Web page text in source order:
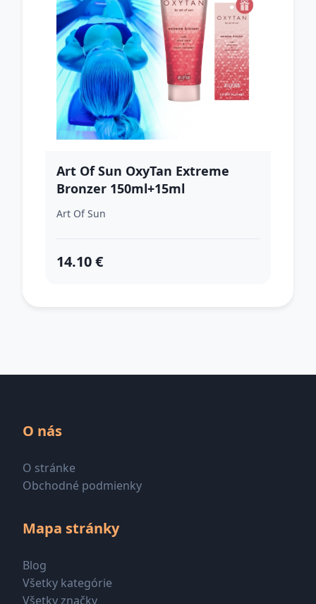
Art Of Sun OxyTan Extreme
Bronzer 150ml+15ml
Art Of Sun
14.10 €
O nás
O stránke
Obchodné podmienky
Mapa stránky
Blog
Všetky kategórie
Všetky značky